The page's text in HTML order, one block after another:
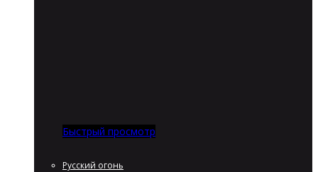
Быстрый просмотр
Русский огонь